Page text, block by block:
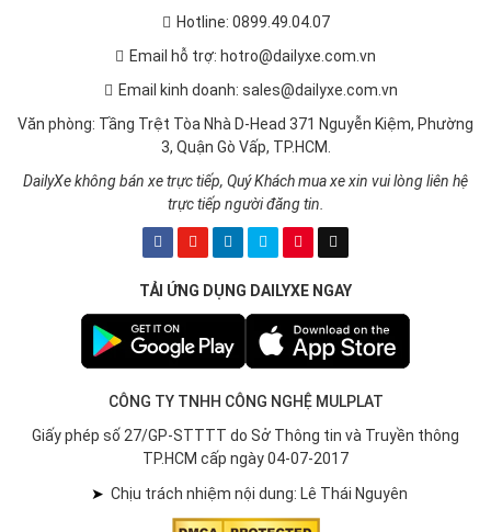
Hotline: 0899.49.04.07
Email hỗ trợ: hotro@dailyxe.com.vn
Email kinh doanh: sales@dailyxe.com.vn
Văn phòng: Tầng Trệt Tòa Nhà D-Head 371 Nguyễn Kiệm, Phường
3, Quận Gò Vấp, TP.HCM.
DailyXe không bán xe trực tiếp, Quý Khách mua xe xin vui lòng liên hệ
trực tiếp người đăng tin.
TẢI ỨNG DỤNG DAILYXE NGAY
CÔNG TY TNHH CÔNG NGHỆ MULPLAT
Giấy phép số 27/GP-STTTT do Sở Thông tin và Truyền thông
TP.HCM cấp ngày 04-07-2017
➤ Chịu trách nhiệm nội dung: Lê Thái Nguyên